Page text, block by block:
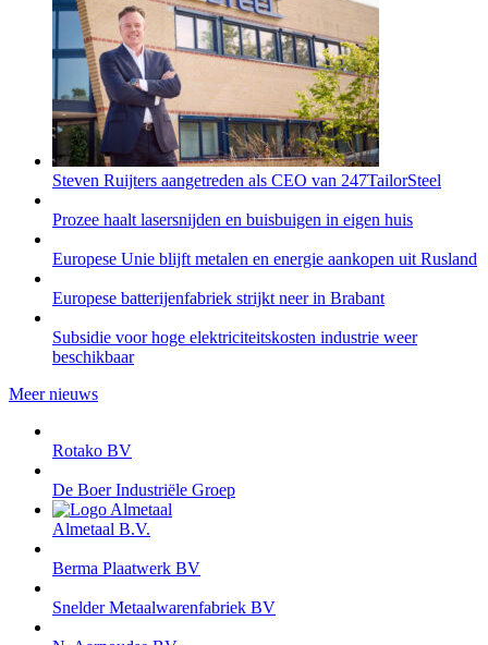
Steven Ruijters aangetreden als CEO van 247TailorSteel
Prozee haalt lasersnijden en buisbuigen in eigen huis
Europese Unie blijft metalen en energie aankopen uit Rusland
Europese batterijenfabriek strijkt neer in Brabant
Subsidie voor hoge elektriciteitskosten industrie weer
beschikbaar
Meer nieuws
Rotako BV
De Boer Industriële Groep
Almetaal B.V.
Berma Plaatwerk BV
Snelder Metaalwarenfabriek BV